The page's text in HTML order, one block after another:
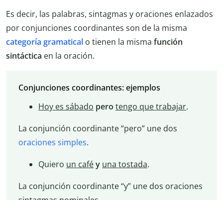
Es decir, las palabras, sintagmas y oraciones enlazados
por conjunciones coordinantes son de la misma
categoría gramatical o tienen la misma función
sintáctica en la oración.
Conjunciones coordinantes: ejemplos
Hoy es sábado pero tengo que trabajar.
La conjunción coordinante “pero” une dos
oraciones simples.
Quiero un caféy una tostada.
La conjunción coordinante “y” une dos oraciones